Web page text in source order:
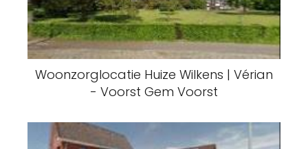
Woonzorglocatie Huize Wilkens | Vérian
- Voorst Gem Voorst